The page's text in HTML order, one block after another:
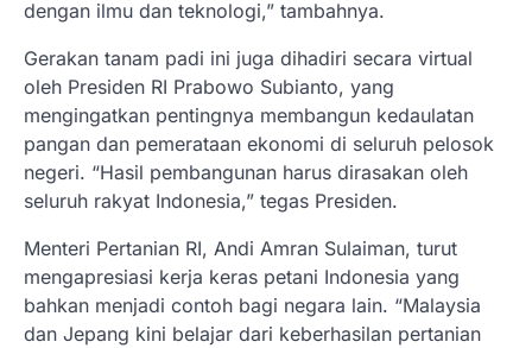
dengan ilmu dan teknologi,” tambahnya.
Gerakan tanam padi ini juga dihadiri secara virtual
oleh Presiden RI Prabowo Subianto, yang
mengingatkan pentingnya membangun kedaulatan
pangan dan pemerataan ekonomi di seluruh pelosok
negeri. “Hasil pembangunan harus dirasakan oleh
seluruh rakyat Indonesia,” tegas Presiden.
Menteri Pertanian RI, Andi Amran Sulaiman, turut
mengapresiasi kerja keras petani Indonesia yang
bahkan menjadi contoh bagi negara lain. “Malaysia
dan Jepang kini belajar dari keberhasilan pertanian